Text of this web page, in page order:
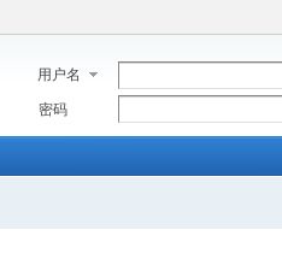
用户名
密码